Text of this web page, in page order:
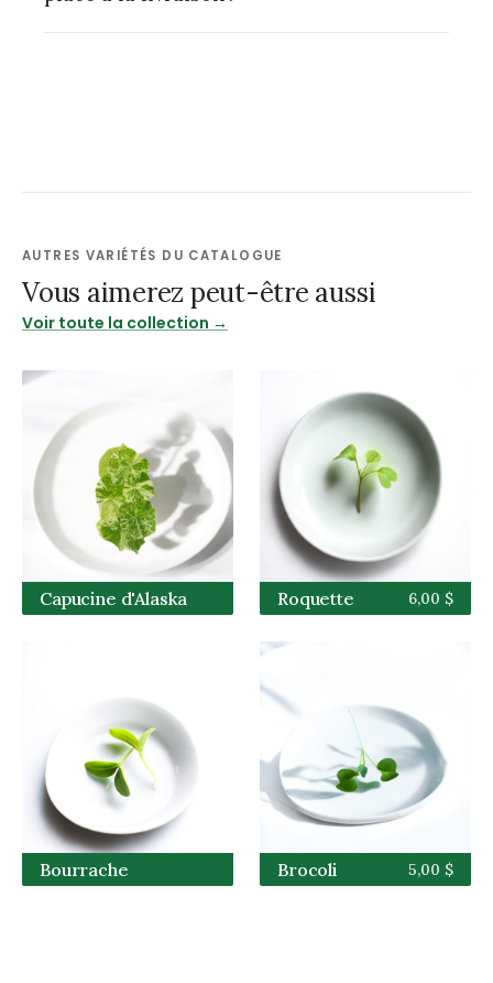
AUTRES VARIÉTÉS DU CATALOGUE
Vous aimerez peut-être aussi
Voir toute la collection →
Capucine d'Alaska Roquette 6,00 $
Bourrache Brocoli 5,00 $